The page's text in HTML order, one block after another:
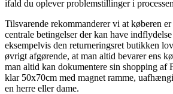
ifald du oplever problemstillinger i
Tilsvarende rekommanderer vi at køberen
centrale betingelser der kan have
eksempelvis den returneringsret butikken
øvrigt afgørende, at man altid bevarer ens
man altid kan dokumentere sin shopping af
klar 50x70cm med magnet ramme,
en herre eller dame.